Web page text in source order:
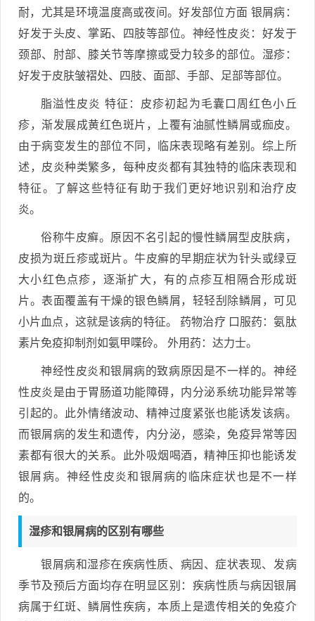
耐，尤其是环境温度高或夜间。好发部位方面 银屑病：
好发于头皮、掌跖、四肢等部位。神经性皮炎：好发于
颈部、肘部、膝关节等摩擦或受力较多的部位。湿疹：
好发于皮肤皱褶处、四肢、面部、手部、足部等部位。
脂溢性皮炎 特征：皮疹初起为毛囊口周红色小丘
疹，渐发展成黄红色斑片，上覆有油腻性鳞屑或痂皮。
由于病变发生的部位不同，临床表现略有差别。综上所
述，皮炎种类繁多，每种皮炎都有其独特的临床表现和
特征。了解这些特征有助于我们更好地识别和治疗皮
炎。
俗称牛皮癣。原因不名引起的慢性鳞屑型皮肤病，
皮损为斑丘疹或斑片。牛皮癣的早期症状为针头或绿豆
大小红色点疹，逐渐扩大，有的点疹互相隔合形成斑
片。表面覆盖有干燥的银色鳞屑，轻轻刮除鳞屑，可见
小片血点，这就是该病的特征。 药物治疗 口服药：氨肽
素片免疫抑制剂如氨甲喋砱。 外用药：达力士。
神经性皮炎和银屑病的致病原因是不一样的。神经
性皮炎是由于胃肠道功能障碍，内分泌系统功能异常等
引起的。此外情绪波动、精神过度紧张也能诱发该病。
而银屑病的发生和遗传，内分泌，感染，免疫异常等因
素都有很大的关系。此外吸烟喝酒，精神压抑也能诱发
银屑病。神经性皮炎和银屑病的临床症状也是不一样
的。
湿疹和银屑病的区别有哪些
银屑病和湿疹在疾病性质、病因、症状表现、发病
季节及预后方面均存在明显区别：疾病性质与病因银屑
病属于红斑、鳞屑性疾病，本质上是遗传相关的免疫介